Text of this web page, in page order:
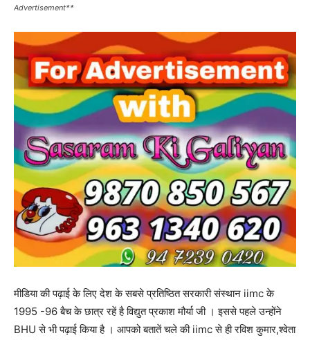
Advertisement**
मीडिया की पढ़ाई के लिए देश के सबसे प्रतिष्ठित सरकारी संस्थान iimc के
1995 -96 बैच के छात्र रहें है विद्युत प्रकाश मौर्या जी । इससे पहले उन्होंने
BHU से भी पढ़ाई किया है । आपको बतातें चले की iimc से ही रविश कुमार,श्वेता